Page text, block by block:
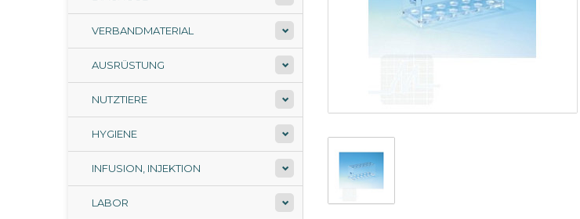
VERBANDMATERIAL
AUSRÜSTUNG
NUTZTIERE
HYGIENE
INFUSION, INJEKTION
LABOR